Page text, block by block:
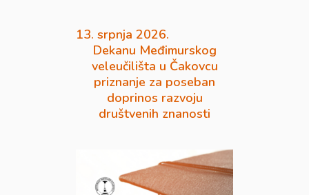
13. srpnja 2026.
Dekanu Međimurskog
veleučilišta u Čakovcu
priznanje za poseban
doprinos razvoju
društvenih znanosti